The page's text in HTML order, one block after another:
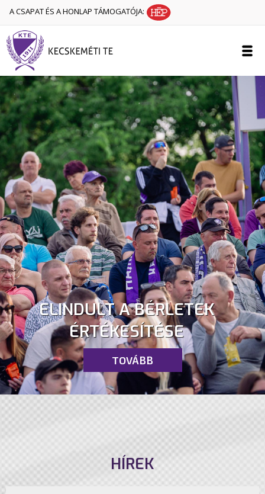
A CSAPAT ÉS A HONLAP TÁMOGATÓJA:
ELINDULT A BÉRLETEK
ÉRTÉKESÍTÉSE
TOVÁBB
HÍREK